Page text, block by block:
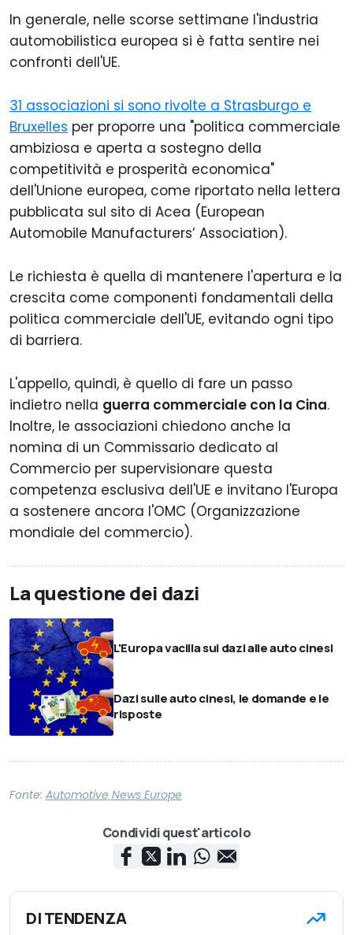
In generale, nelle scorse settimane l'industria
automobilistica europea si è fatta sentire nei
confronti dell'UE.
31 associazioni si sono rivolte a Strasburgo e
Bruxelles per proporre una "politica commerciale
ambiziosa e aperta a sostegno della
competitività e prosperità economica"
dell'Unione europea, come riportato nella lettera
pubblicata sul sito di Acea (European
Automobile Manufacturers’ Association).
Le richiesta è quella di mantenere l'apertura e la
crescita come componenti fondamentali della
politica commerciale dell'UE, evitando ogni tipo
di barriera.
L'appello, quindi, è quello di fare un passo
indietro nella guerra commerciale con la Cina.
Inoltre, le associazioni chiedono anche la
nomina di un Commissario dedicato al
Commercio per supervisionare questa
competenza esclusiva dell'UE e invitano l'Europa
a sostenere ancora l'OMC (Organizzazione
mondiale del commercio).
La questione dei dazi
L'Europa vacilla sui dazi alle auto cinesi
Dazi sulle auto cinesi, le domande e le
risposte
Fonte: Automotive News Europe
Condividi quest'articolo
DI TENDENZA